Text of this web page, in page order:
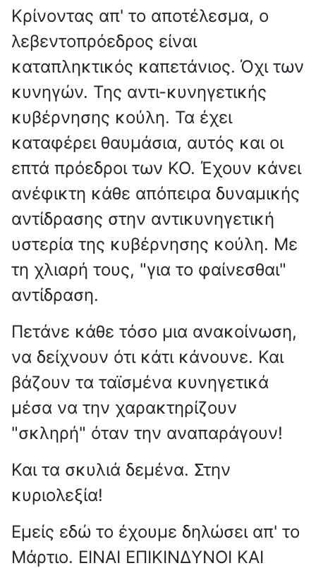
Κρίνοντας απ' το αποτέλεσμα, ο
λεβεντοπρόεδρος είναι
καταπληκτικός καπετάνιος. Όχι των
κυνηγών. Της αντι-κυνηγετικής
κυβέρνησης κούλη. Τα έχει
καταφέρει θαυμάσια, αυτός και οι
επτά πρόεδροι των ΚΟ. Έχουν κάνει
ανέφικτη κάθε απόπειρα δυναμικής
αντίδρασης στην αντικυνηγετική
υστερία της κυβέρνησης κούλη. Με
τη χλιαρή τους, "για το φαίνεσθαι"
αντίδραση.
Πετάνε κάθε τόσο μια ανακοίνωση,
να δείχνουν ότι κάτι κάνουνε. Και
βάζουν τα ταϊσμένα κυνηγετικά
μέσα να την χαρακτηρίζουν
"σκληρή" όταν την αναπαράγουν!
Και τα σκυλιά δεμένα. Στην
κυριολεξία!
Εμείς εδώ το έχουμε δηλώσει απ' το
Μάρτιο. ΕΙΝΑΙ ΕΠΙΚΙΝΔΥΝΟΙ ΚΑΙ